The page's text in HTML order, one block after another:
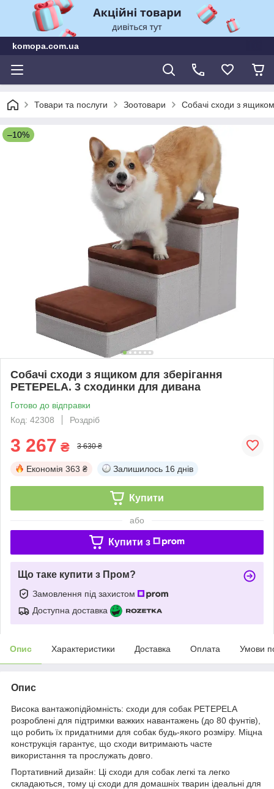
komopa.com.ua
Товари та послуги Зоотовари Собачі сходи з
–10%
Собачі сходи з ящиком для зберігання
PETEPELA. 3 сходинки для дивана
Готово до відправки
Код: 42308
Роздріб
3 267 ₴ 3 630 ₴
Економія 363 ₴ Залишилось 16 днів
Купити
або
Купити з
Що таке купити з Пром?
Замовлення під захистом
Доступна доставка
Опис Характеристики Доставка Оплата Умови
Опис
Висока вантажопідйомність: сходи для собак PETEPELA
розроблені для підтримки важких навантажень (до 80 фунтів),
що робить їх придатними для собак будь-якого розміру. Міцна
конструкція гарантує, що сходи витримають часте
використання та прослужать довго.
Портативний дизайн: Ці сходи для собак легкі та легко
складаються, тому ці сходи для домашніх тварин ідеальні для